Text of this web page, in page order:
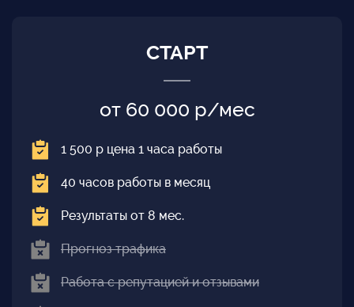
СТАРТ
от 60 000 р/мес
1 500 р цена 1 часа работы
40 часов работы в месяц
Результаты от 8 мес.
Прогноз трафика
Работа с репутацией и отзывами